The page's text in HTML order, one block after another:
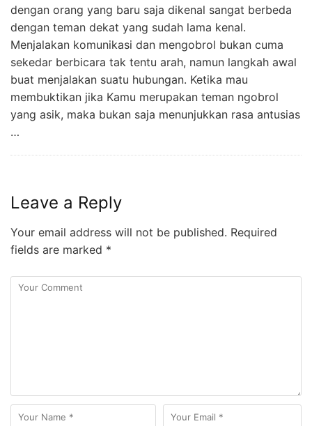
dengan orang yang baru saja dikenal sangat berbeda
dengan teman dekat yang sudah lama kenal.
Menjalakan komunikasi dan mengobrol bukan cuma
sekedar berbicara tak tentu arah, namun langkah awal
buat menjalakan suatu hubungan. Ketika mau
membuktikan jika Kamu merupakan teman ngobrol
yang asik, maka bukan saja menunjukkan rasa antusias
…
Leave a Reply
Your email address will not be published. Required
fields are marked *